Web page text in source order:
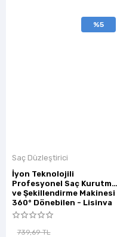
%5
Saç Düzleştirici
İyon Teknolojili
Profesyonel Saç Kurutma
ve Şekillendirme Makinesi
360° Dönebilen - Lisinya
739,69 TL